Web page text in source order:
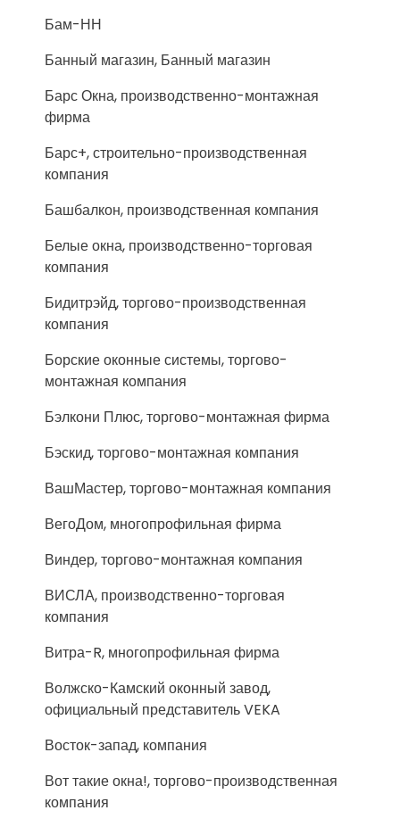
Бам-НН
Банный магазин, Банный магазин
Барс Окна, производственно-монтажная
фирма
Барс+, строительно-производственная
компания
Башбалкон, производственная компания
Белые окна, производственно-торговая
компания
Бидитрэйд, торгово-производственная
компания
Борские оконные системы, торгово-
монтажная компания
Бэлкони Плюс, торгово-монтажная фирма
Бэскид, торгово-монтажная компания
ВашМастер, торгово-монтажная компания
ВегоДом, многопрофильная фирма
Виндер, торгово-монтажная компания
ВИСЛА, производственно-торговая
компания
Витра-R, многопрофильная фирма
Волжско-Камский оконный завод,
официальный представитель VEKA
Восток-запад, компания
Вот такие окна!, торгово-производственная
компания